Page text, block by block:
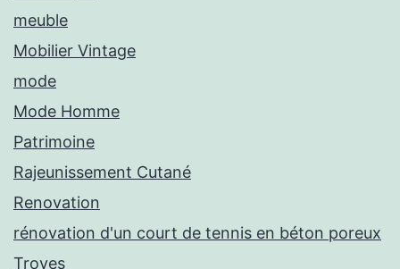
meuble
Mobilier Vintage
mode
Mode Homme
Patrimoine
Rajeunissement Cutané
Renovation
rénovation d'un court de tennis en béton poreux
Troyes